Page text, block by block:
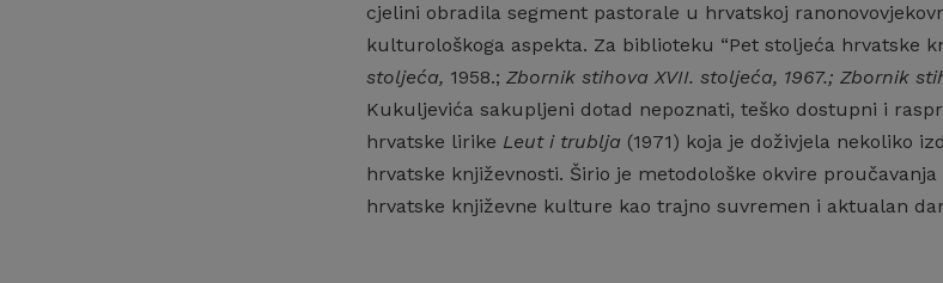
cjelini obradila segment pastorale u hrvatskoj
kulturološkoga aspekta. Za biblioteku “Pet stoljeća hrvatske
stoljeća, 1958.;Zbornik stihova XVII. stoljeća, 1967.; Zbornik
Kukuljevića sakupljeni dotad nepoznati, teško dostupni i
hrvatske lirike Leut i trublja (1971) koja je doživjela nekoliko
hrvatske književnosti. Širio je metodološke okvire
hrvatske književne kulture kao trajno suvremen i aktualan